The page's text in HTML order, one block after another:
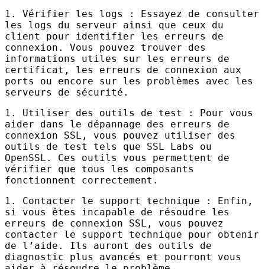
1. Vérifier les logs : Essayez de consulter
les logs du serveur ainsi que ceux du
client pour identifier les erreurs de
connexion. Vous pouvez trouver des
informations utiles sur les erreurs de
certificat, les erreurs de connexion aux
ports ou encore sur les problèmes avec les
serveurs de sécurité.
1. Utiliser des outils de test : Pour vous
aider dans le dépannage des erreurs de
connexion SSL , vous pouvez utiliser des
outils de test tels que SSL Labs ou
OpenSSL. Ces outils vous permettent de
vérifier que tous les composants
fonctionnent correctement.
1. Contacter le support technique : Enfin,
si vous êtes incapable de résoudre les
erreurs de connexion SSL , vous pouvez
contacter le support technique pour obtenir
de l’aide. Ils auront des outils de
diagnostic plus avancés et pourront vous